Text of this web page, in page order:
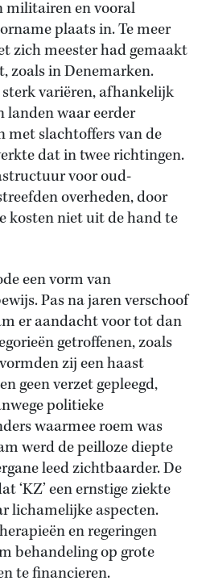
militairen en vooral
plaats in. Te meer
zich meester had gemaakt
zoals in Denemarken.
variëren, afhankelijk
landen waar eerder
met slachtoffers van de
dat in twee richtingen.
voor oud-
overheden, door
kosten niet uit de hand te
een vorm van
Pas na jaren verschoof
er aandacht voor tot dan
getroffenen, zoals
zij een haast
geen verzet gepleegd,
politieke
waarmee roem was
werd de peilloze diepte
leed zichtbaarder. De
‘KZ’ een ernstige ziekte
lichamelijke aspecten.
en regeringen
behandeling op grote
te financieren.